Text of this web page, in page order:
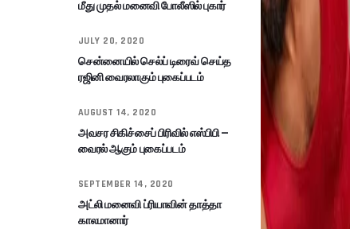
மீது முதல் மனைவி போலீஸில் புகார்
JULY 20, 2020
சென்னையில் செல்ப் டிரைவ் செய்த
ரஜினி வைரலாகும் புகைப்படம்
AUGUST 14, 2020
அவசர சிகிச்சைப் பிரிவில் எஸ்பிபி –
வைரல் ஆகும் புகைப்படம்
SEPTEMBER 14, 2020
அட்லி மனைவி ப்ரியாவின் தாத்தா
காலமானார்